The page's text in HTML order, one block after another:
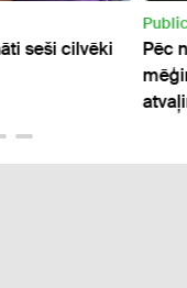
seši cilvēki
Pēc